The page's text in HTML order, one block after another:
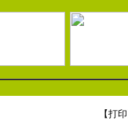
【打印